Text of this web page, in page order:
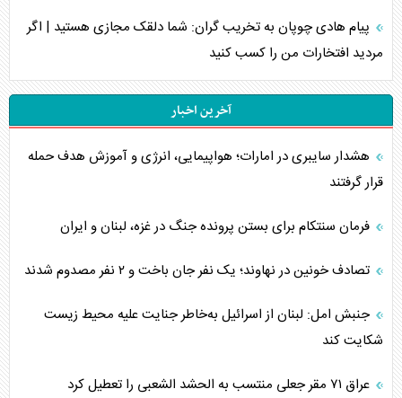
پیام هادی چوپان به تخریب گران: شما دلقک مجازی هستید | اگر
مردید افتخارات من را کسب کنید
آخرین اخبار
هشدار سایبری در امارات؛ هواپیمایی، انرژی و آموزش هدف حمله
قرار گرفتند
فرمان سنتکام برای بستن پرونده جنگ در غزه، لبنان و ایران
تصادف خونین در نهاوند؛ یک نفر جان باخت و ۲ نفر مصدوم شدند
جنبش امل: لبنان از اسرائیل به‌خاطر جنایت علیه محیط زیست
شکایت کند
عراق ۷۱ مقر جعلی منتسب به الحشد الشعبی را تعطیل کرد